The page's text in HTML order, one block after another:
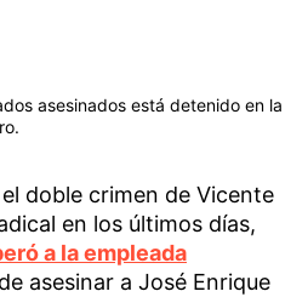
asesinados está detenido en la
doble crimen de Vicente
en los últimos días,
a la empleada
asesinar a José Enrique